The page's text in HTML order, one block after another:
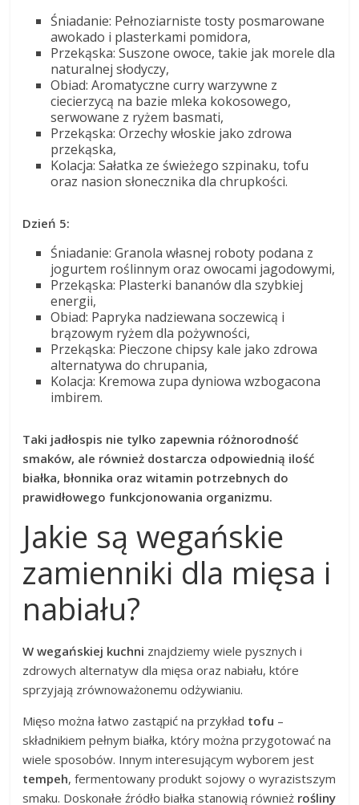
Śniadanie: Pełnoziarniste tosty posmarowane
awokado i plasterkami pomidora,
Przekąska: Suszone owoce, takie jak morele dla
naturalnej słodyczy,
Obiad: Aromatyczne curry warzywne z
ciecierzycą na bazie mleka kokosowego,
serwowane z ryżem basmati,
Przekąska: Orzechy włoskie jako zdrowa
przekąska,
Kolacja: Sałatka ze świeżego szpinaku, tofu
oraz nasion słonecznika dla chrupkości.
Dzień 5:
Śniadanie: Granola własnej roboty podana z
jogurtem roślinnym oraz owocami jagodowymi,
Przekąska: Plasterki bananów dla szybkiej
energii,
Obiad: Papryka nadziewana soczewicą i
brązowym ryżem dla pożywności,
Przekąska: Pieczone chipsy kale jako zdrowa
alternatywa do chrupania,
Kolacja: Kremowa zupa dyniowa wzbogacona
imbirem.
Taki jadłospis nie tylko zapewnia różnorodność
smaków, ale również dostarcza odpowiednią ilość
białka, błonnika oraz witamin potrzebnych do
prawidłowego funkcjonowania organizmu.
Jakie są wegańskie
zamienniki dla mięsa i
nabiału?
W wegańskiej kuchni znajdziemy wiele pysznych i
zdrowych alternatyw dla mięsa oraz nabiału, które
sprzyjają zrównoważonemu odżywianiu.
Mięso można łatwo zastąpić na przykład tofu –
składnikiem pełnym białka, który można przygotować na
wiele sposobów. Innym interesującym wyborem jest
tempeh, fermentowany produkt sojowy o wyrazistszym
smaku. Doskonałe źródło białka stanowią również rośliny